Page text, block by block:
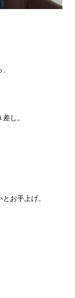
し。
お手上げ。